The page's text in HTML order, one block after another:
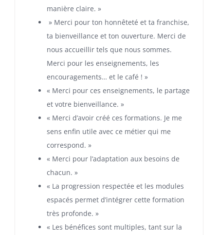
manière claire. »
» Merci pour ton honnêteté et ta franchise,
ta bienveillance et ton ouverture. Merci de
nous accueillir tels que nous sommes.
Merci pour les enseignements, les
encouragements… et le café ! »
« Merci pour ces enseignements, le partage
et votre bienveillance. »
« Merci d’avoir créé ces formations. Je me
sens enfin utile avec ce métier qui me
correspond. »
« Merci pour l’adaptation aux besoins de
chacun. »
« La progression respectée et les modules
espacés permet d’intégrer cette formation
très profonde. »
« Les bénéfices sont multiples, tant sur la